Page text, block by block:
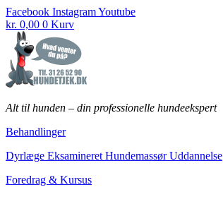
Fortsæt
til
indhold
Facebook InstagramYoutube
kr. 0,00 0 Kurv
Alt til hunden – din professionelle hundeekspert
Behandlinger
Dyrlæge Eksamineret Hundemassør Uddannelse
Foredrag & Kursus